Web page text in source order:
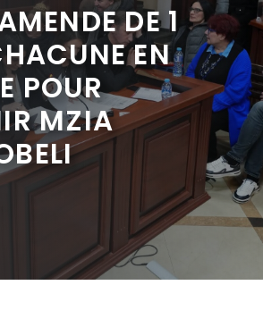
DE 1
EN
POUR
MZIA